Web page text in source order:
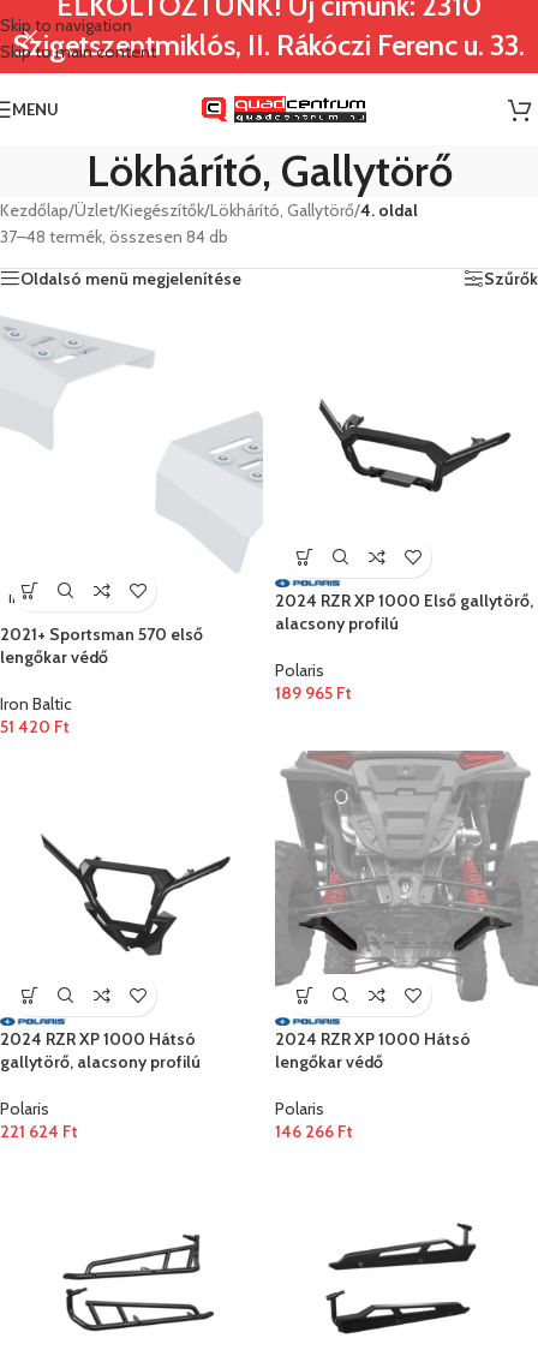
Skip to navigation
Skip to main content
Szigetszentmiklós, II. Rákóczi Ferenc u. 33.
MENU
Lökhárító, Gallytörő
Kezdőlap/Üzlet/Kiegészítők/Lökhárító, Gallytörő/4. oldal
37–48 termék, összesen 84 db
Oldalsó menü megjelenítése
Szűrők
IRON BALTIC
2021+ Sportsman 570 első
lengőkar védő
Iron Baltic
51 420 Ft
2024 RZR XP 1000 Első gallytörő,
alacsony profilú
Polaris
189 965 Ft
2024 RZR XP 1000 Hátsó
gallytörő, alacsony profilú
Polaris
221 624 Ft
2024 RZR XP 1000 Hátsó
lengőkar védő
Polaris
146 266 Ft